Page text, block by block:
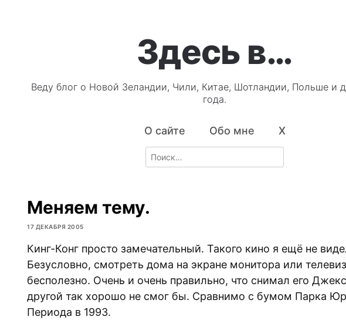
Здесь в…
Веду блог о Новой Зеландии, Чили, Китае, Шотландии, Польше и
года.
О сайте Обо мне X
Search
for:
Меняем тему.
17 ДЕКАБРЯ 2005
Кинг-Конг просто замечательный. Такого кино я ещё не
Безусловно, смотреть дома на экране монитора или
бесполезно. Очень и очень правильно, что снимал его
другой так хорошо не смог бы. Сравнимо с бумом Парка
Периода в 1993.